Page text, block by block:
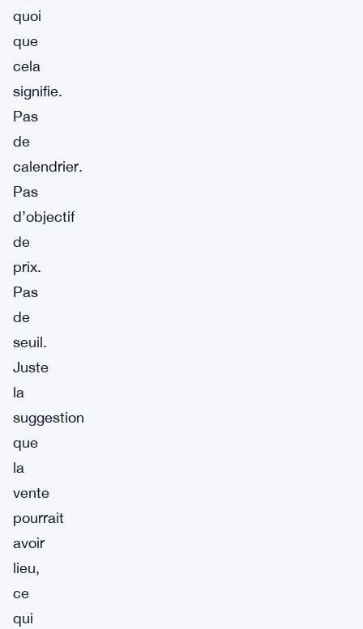
quoi
que
cela
signifie.
Pas
de
calendrier.
Pas
d’objectif
de
prix.
Pas
de
seuil.
Juste
la
suggestion
que
la
vente
pourrait
avoir
lieu,
ce
qui